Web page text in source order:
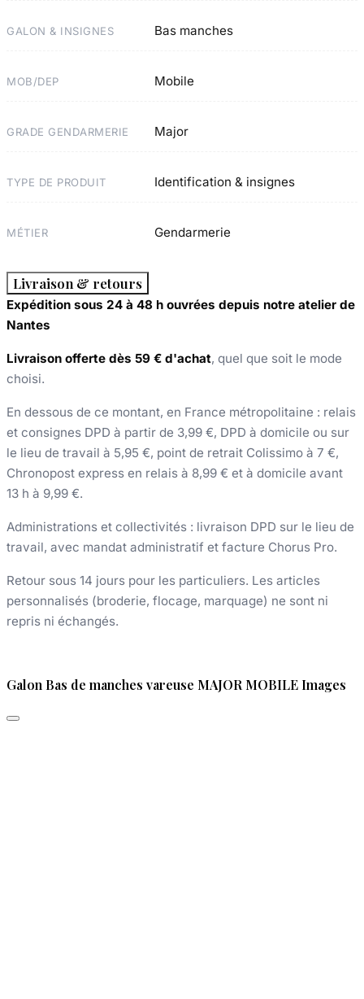
GALON & INSIGNES Bas manches
MOB/DEP Mobile
GRADE GENDARMERIE Major
TYPE DE PRODUIT Identification & insignes
MÉTIER Gendarmerie
Livraison & retours
Expédition sous 24 à 48 h ouvrées depuis notre atelier de
Nantes
Livraison offerte dès 59 € d'achat, quel que soit le mode
choisi.
En dessous de ce montant, en France métropolitaine : relais
et consignes DPD à partir de 3,99 €, DPD à domicile ou sur
le lieu de travail à 5,95 €, point de retrait Colissimo à 7 €,
Chronopost express en relais à 8,99 € et à domicile avant
13 h à 9,99 €.
Administrations et collectivités : livraison DPD sur le lieu de
travail, avec mandat administratif et facture Chorus Pro.
Retour sous 14 jours pour les particuliers. Les articles
personnalisés (broderie, flocage, marquage) ne sont ni
repris ni échangés.
Galon Bas de manches vareuse MAJOR MOBILE Images